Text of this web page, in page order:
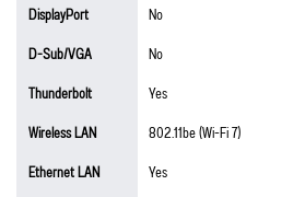
DisplayPort
No
D-Sub/VGA
No
Thunderbolt
Yes
Wireless LAN
802.11be (Wi-Fi 7)
Ethernet LAN
Yes